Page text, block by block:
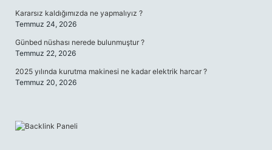
Kararsız kaldığımızda ne yapmalıyız ?
Temmuz 24, 2026
Günbed nüshası nerede bulunmuştur ?
Temmuz 22, 2026
2025 yılında kurutma makinesi ne kadar elektrik harcar ?
Temmuz 20, 2026